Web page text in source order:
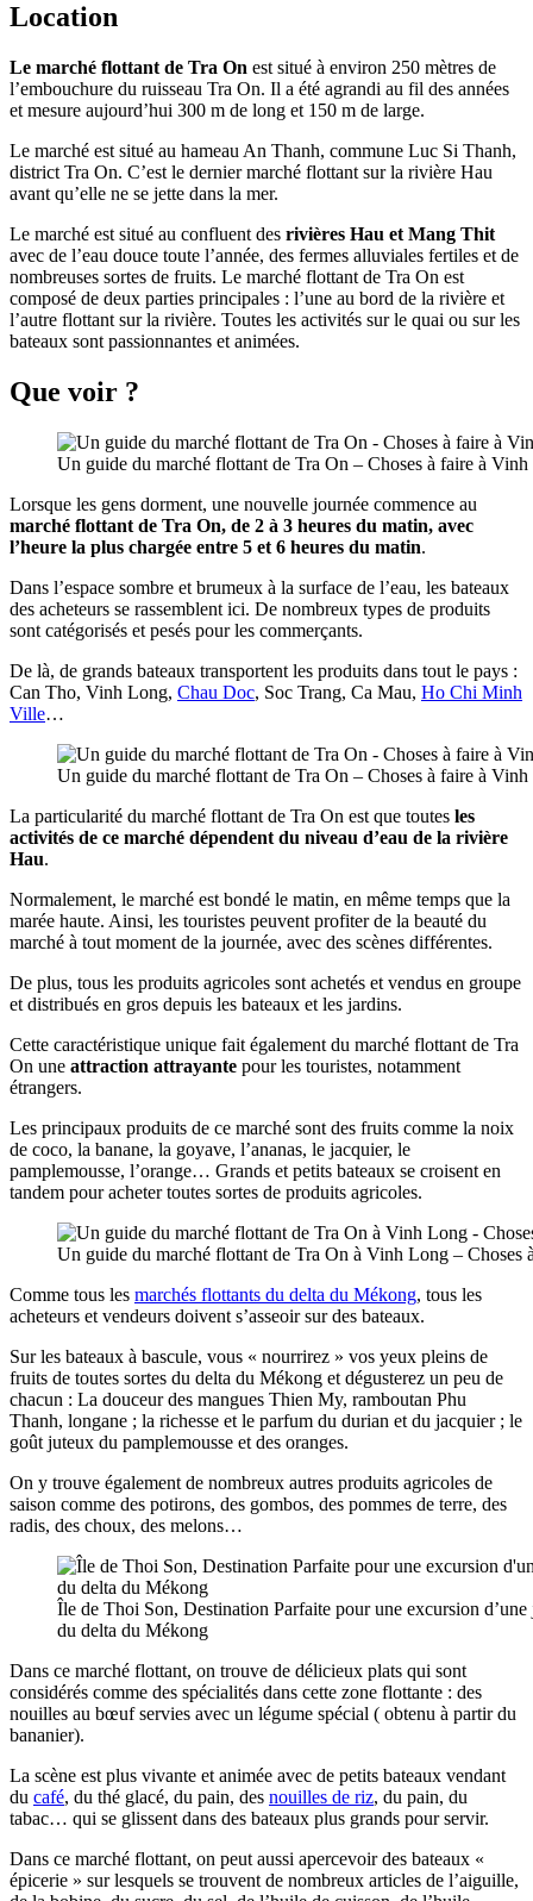
Location
Le marché flottant de Tra On est situé à environ 250 mètres de
l’embouchure du ruisseau Tra On. Il a été agrandi au fil des années
et mesure aujourd’hui 300 m de long et 150 m de large.
Le marché est situé au hameau An Thanh, commune Luc Si Thanh,
district Tra On. C’est le dernier marché flottant sur la rivière Hau
avant qu’elle ne se jette dans la mer.
Le marché est situé au confluent des rivières Hau et Mang Thit
avec de l’eau douce toute l’année, des fermes alluviales fertiles et de
nombreuses sortes de fruits. Le marché flottant de Tra On est
composé de deux parties principales : l’une au bord de la rivière et
l’autre flottant sur la rivière. Toutes les activités sur le quai ou sur les
bateaux sont passionnantes et animées.
Que voir ?
Un guide du marché flottant de Tra On – Choses à faire à
Lorsque les gens dorment, une nouvelle journée commence au
marché flottant de Tra On, de 2 à 3 heures du matin, avec
l’heure la plus chargée entre 5 et 6 heures du matin.
Dans l’espace sombre et brumeux à la surface de l’eau, les bateaux
des acheteurs se rassemblent ici. De nombreux types de produits
sont catégorisés et pesés pour les commerçants.
De là, de grands bateaux transportent les produits dans tout le pays :
Can Tho, Vinh Long, Chau Doc, Soc Trang, Ca Mau, Ho Chi Minh
Ville…
Un guide du marché flottant de Tra On – Choses à faire à
La particularité du marché flottant de Tra On est que toutes les
activités de ce marché dépendent du niveau d’eau de la rivière
Hau.
Normalement, le marché est bondé le matin, en même temps que la
marée haute. Ainsi, les touristes peuvent profiter de la beauté du
marché à tout moment de la journée, avec des scènes différentes.
De plus, tous les produits agricoles sont achetés et vendus en groupe
et distribués en gros depuis les bateaux et les jardins.
Cette caractéristique unique fait également du marché flottant de Tra
On une attraction attrayante pour les touristes, notamment
étrangers.
Les principaux produits de ce marché sont des fruits comme la noix
de coco, la banane, la goyave, l’ananas, le jacquier, le
pamplemousse, l’orange… Grands et petits bateaux se croisent en
tandem pour acheter toutes sortes de produits agricoles.
Un guide du marché flottant de Tra On à Vinh Long – Choses
Comme tous les marchés flottants du delta du Mékong, tous les
acheteurs et vendeurs doivent s’asseoir sur des bateaux.
Sur les bateaux à bascule, vous « nourrirez » vos yeux pleins de
fruits de toutes sortes du delta du Mékong et dégusterez un peu de
chacun : La douceur des mangues Thien My, ramboutan Phu
Thanh, longane ; la richesse et le parfum du durian et du jacquier ; le
goût juteux du pamplemousse et des oranges.
On y trouve également de nombreux autres produits agricoles de
saison comme des potirons, des gombos, des pommes de terre, des
radis, des choux, des melons…
Île de Thoi Son, Destination Parfaite pour une excursion
du delta du Mékong
Dans ce marché flottant, on trouve de délicieux plats qui sont
considérés comme des spécialités dans cette zone flottante : des
nouilles au bœuf servies avec un légume spécial ( obtenu à partir du
bananier).
La scène est plus vivante et animée avec de petits bateaux vendant
du café, du thé glacé, du pain, des nouilles de riz, du pain, du
tabac… qui se glissent dans des bateaux plus grands pour servir.
Dans ce marché flottant, on peut aussi apercevoir des bateaux «
épicerie » sur lesquels se trouvent de nombreux articles de l’aiguille,